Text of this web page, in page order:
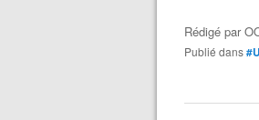
Rédigé par
Publié dans